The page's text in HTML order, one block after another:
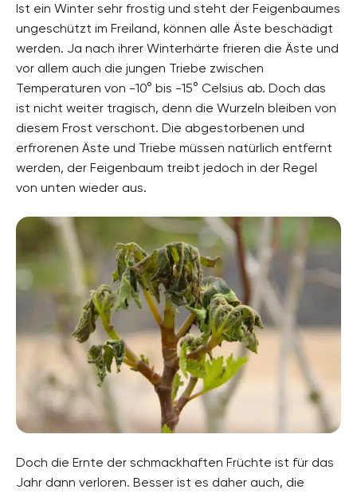
Ist ein Winter sehr frostig und steht der Feigenbaumes
ungeschützt im Freiland, können alle Äste beschädigt
werden. Ja nach ihrer Winterhärte frieren die Äste und
vor allem auch die jungen Triebe zwischen
Temperaturen von -10° bis -15° Celsius ab. Doch das
ist nicht weiter tragisch, denn die Wurzeln bleiben von
diesem Frost verschont. Die abgestorbenen und
erfrorenen Äste und Triebe müssen natürlich entfernt
werden, der Feigenbaum treibt jedoch in der Regel
von unten wieder aus.
Doch die Ernte der schmackhaften Früchte ist für das
Jahr dann verloren. Besser ist es daher auch, die